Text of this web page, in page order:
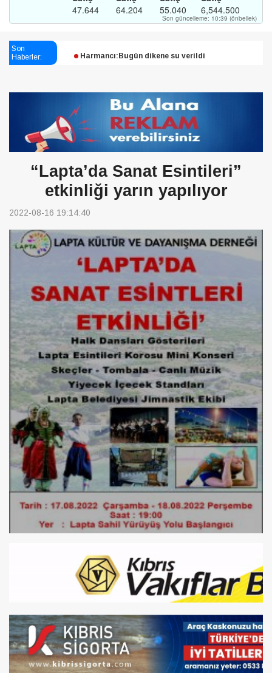
Son
Haberler:
Esendağlı:Adıyaman’daki süreç sona erdi, hukuk
Harmancı:Bugün dikene su verildi
Derneği:Vicdanlarınız tutsak, kalemleriniz esir
“Lapta’da Sanat Esintileri”
etkinliği yarın yapılıyor
2022-08-16 19:14:40